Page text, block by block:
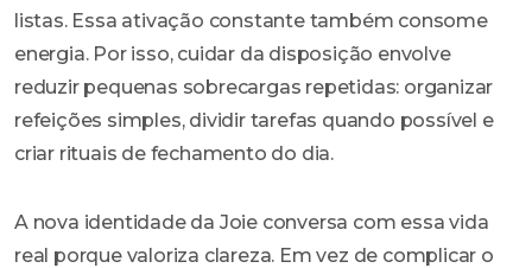
listas. Essa ativação constante também consome
energia. Por isso, cuidar da disposição envolve
reduzir pequenas sobrecargas repetidas: organizar
refeições simples, dividir tarefas quando possível e
criar rituais de fechamento do dia.
A nova identidade da Joie conversa com essa vida
real porque valoriza clareza. Em vez de complicar o